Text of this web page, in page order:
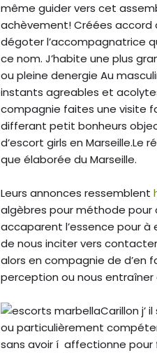
même guider vers cet
achèvement! Créées accord
dégoter l’accompagnatrice
ce nom. J’habite une plus
ou pleine denergie Au
instants agreables et
compagnie faites une visite
differant petit bonheurs
d’escort girls en
que élaborée du Marseille.
Leurs annonces ressemblent
algèbres pour méthode
accaparent l’essence pour à
de nous inciter vers
alors en compagnie de d’en
perception ou nous
Carillon j’
ou particulièrement
sans avoir í affectionne pour